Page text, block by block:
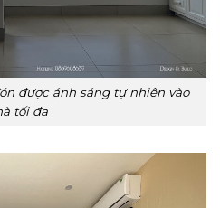
được ánh sáng tự nhiên vào
tối đa